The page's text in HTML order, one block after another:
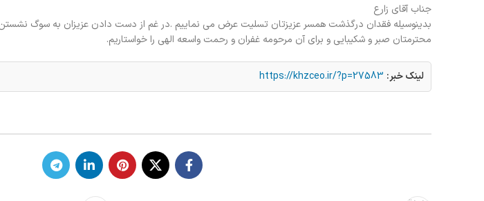
جناب آقای زارع
بدینوسیله فقدان درگذشت همسر عزیزتان تسلیت عرض می نماییم .در غم از دست دادن عزیزان به سوگ نشستن
محترمتان صبر و شکیبایی و برای آن مرحومه غفران و رحمت واسعه الهی را خواستاریم.
لینک خبر: https://khzceo.ir/?p=27583